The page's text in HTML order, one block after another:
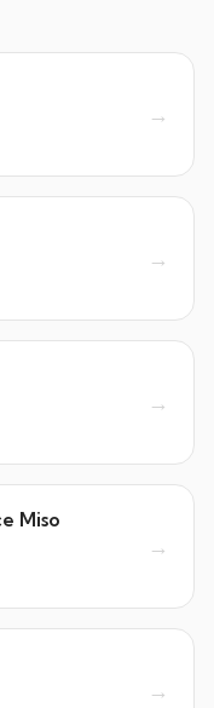
→
→
→
Miso
→
→